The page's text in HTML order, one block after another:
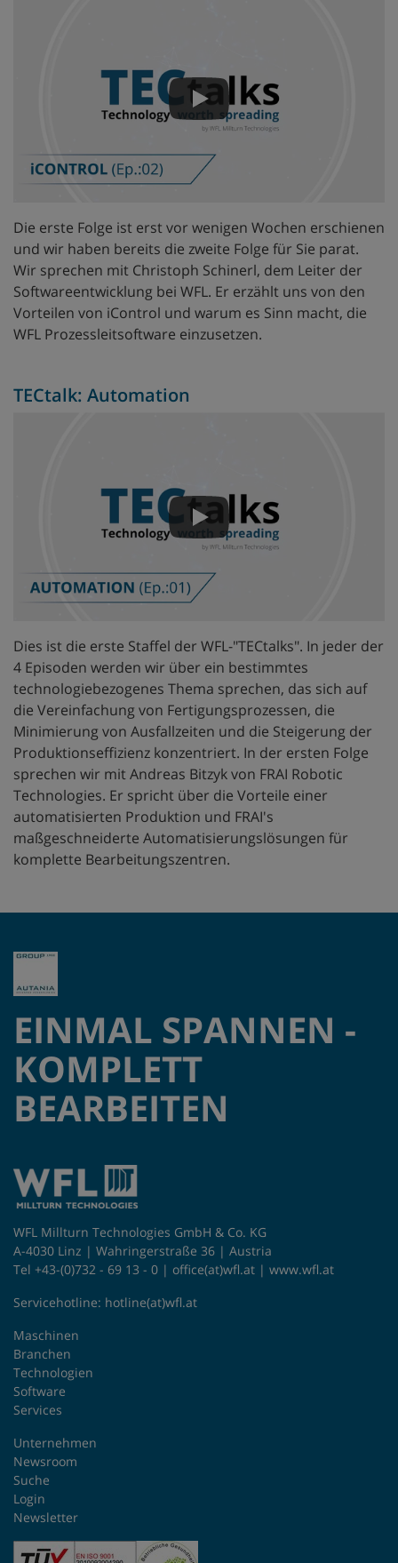
Die erste Folge ist erst vor wenigen Wochen erschienen
und wir haben bereits die zweite Folge für Sie parat.
Wir sprechen mit Christoph Schinerl, dem Leiter der
Softwareentwicklung bei WFL. Er erzählt uns von den
Vorteilen von iControl und warum es Sinn macht, die
WFL Prozessleitsoftware einzusetzen.
TECtalk: Automation
Dies ist die erste Staffel der WFL-"TECtalks". In jeder der
4 Episoden werden wir über ein bestimmtes
technologiebezogenes Thema sprechen, das sich auf
die Vereinfachung von Fertigungsprozessen, die
Minimierung von Ausfallzeiten und die Steigerung der
Produktionseffizienz konzentriert. In der ersten Folge
sprechen wir mit Andreas Bitzyk von FRAI Robotic
Technologies. Er spricht über die Vorteile einer
automatisierten Produktion und FRAI's
maßgeschneiderte Automatisierungslösungen für
komplette Bearbeitungszentren.
EINMAL SPANNEN -
KOMPLETT
BEARBEITEN
WFL Millturn Technologies GmbH & Co. KG
A-4030 Linz | Wahringerstraße 36 | Austria
Tel +43-(0)732 - 69 13 - 0 | office(at)wfl.at | www.wfl.at
Servicehotline: hotline(at)wfl.at
Maschinen
Branchen
Technologien
Software
Services
Unternehmen
Newsroom
Suche
Login
Newsletter